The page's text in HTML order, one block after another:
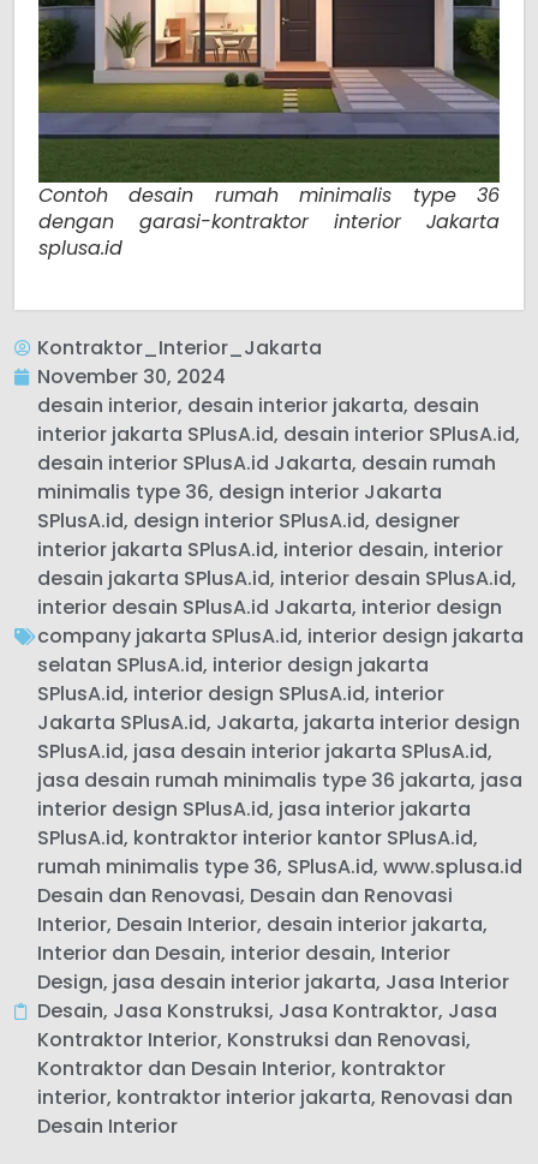
Contoh desain rumah minimalis type 36
dengan garasi-kontraktor interior Jakarta
splusa.id
Kontraktor_Interior_Jakarta
November 30, 2024
desain interior, desain interior jakarta, desain
interior jakarta SPlusA.id, desain interior SPlusA.id,
desain interior SPlusA.id Jakarta, desain rumah
minimalis type 36, design interior Jakarta
SPlusA.id, design interior SPlusA.id, designer
interior jakarta SPlusA.id, interior desain, interior
desain jakarta SPlusA.id, interior desain SPlusA.id,
interior desain SPlusA.id Jakarta, interior design
company jakarta SPlusA.id, interior design jakarta
selatan SPlusA.id, interior design jakarta
SPlusA.id, interior design SPlusA.id, interior
Jakarta SPlusA.id, Jakarta, jakarta interior design
SPlusA.id, jasa desain interior jakarta SPlusA.id,
jasa desain rumah minimalis type 36 jakarta, jasa
interior design SPlusA.id, jasa interior jakarta
SPlusA.id, kontraktor interior kantor SPlusA.id,
rumah minimalis type 36, SPlusA.id, www.splusa.id
Desain dan Renovasi, Desain dan Renovasi
Interior, Desain Interior, desain interior jakarta,
Interior dan Desain, interior desain, Interior
Design, jasa desain interior jakarta, Jasa Interior
Desain, Jasa Konstruksi, Jasa Kontraktor, Jasa
Kontraktor Interior, Konstruksi dan Renovasi,
Kontraktor dan Desain Interior, kontraktor
interior, kontraktor interior jakarta, Renovasi dan
Desain Interior